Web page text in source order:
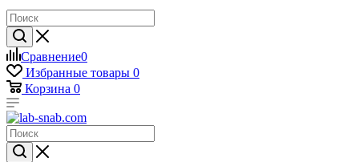
Сравнение0
Избранные товары 0
Корзина 0